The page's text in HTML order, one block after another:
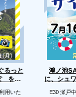
るっと
を開
用いた
鴻ノ池
に、シュ
E30 瀬戸中